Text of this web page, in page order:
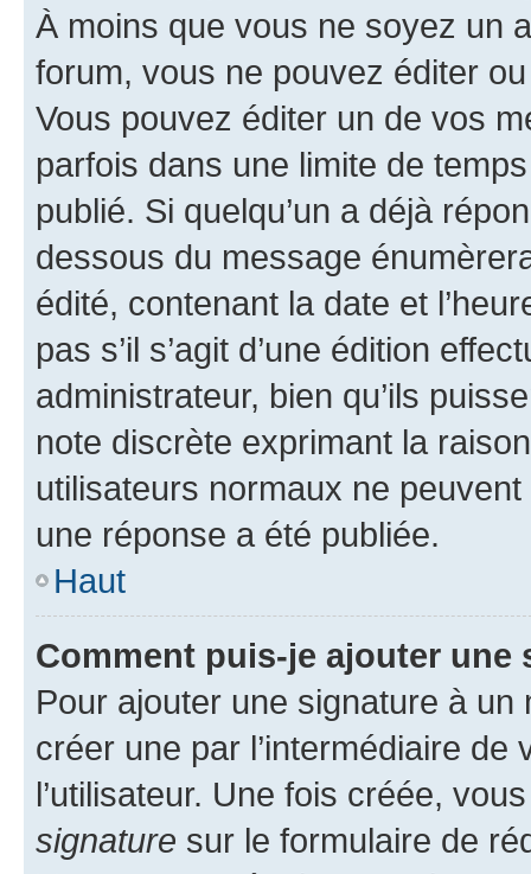
À moins que vous ne soyez un
forum, vous ne pouvez éditer
Vous pouvez éditer un de vos
parfois dans une limite de
publié. Si quelqu’un a déjà
dessous du message
édité, contenant la date et
pas s’il s’agit d’une édition
administrateur, bien qu’ils
note discrète exprimant la
utilisateurs normaux ne
une réponse a été publiée.
Haut
Comment puis-je ajouter une
Pour ajouter une signature à un
créer une par l’intermédiaire
l’utilisateur. Une fois créée,
signature sur le formulaire de